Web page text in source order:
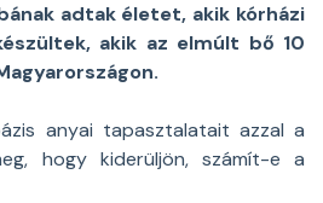
adtak életet, akik kórházi
akik az elmúlt bő 10
anyai tapasztalatait azzal a
hogy kiderüljön, számít-e a